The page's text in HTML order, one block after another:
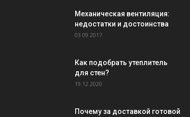
Механическая вентиляция:
недостатки и достоинства
03.09.2017
Как подобрать утеплитель
для стен?
19.12.2020
Почему за доставкой готовой